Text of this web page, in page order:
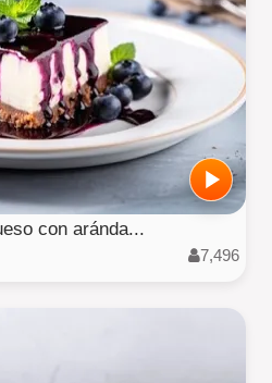
con aránda...
7,496